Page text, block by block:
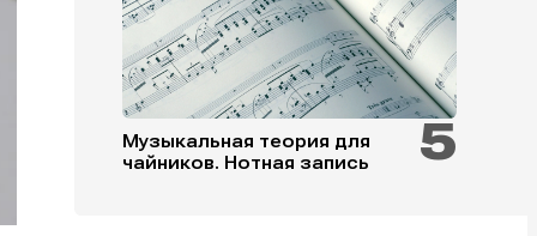
Музыкальная теория для
чайников. Нотная запись